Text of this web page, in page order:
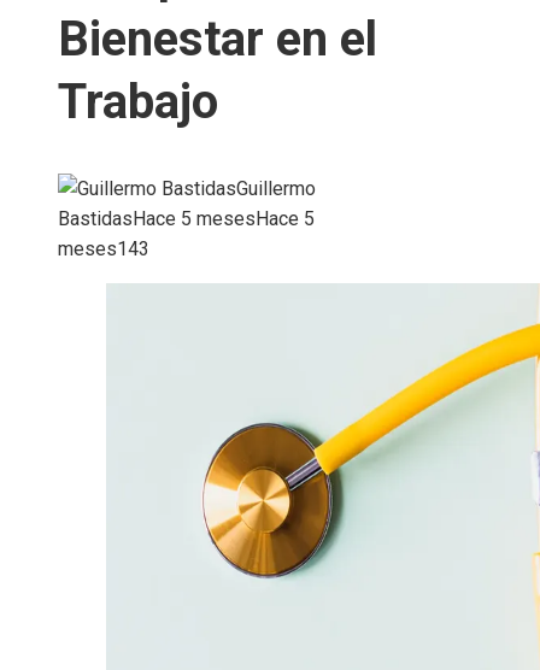
Bienestar en el
Trabajo
Guillermo
Bastidas Hace 5 meses Hace 5
meses143